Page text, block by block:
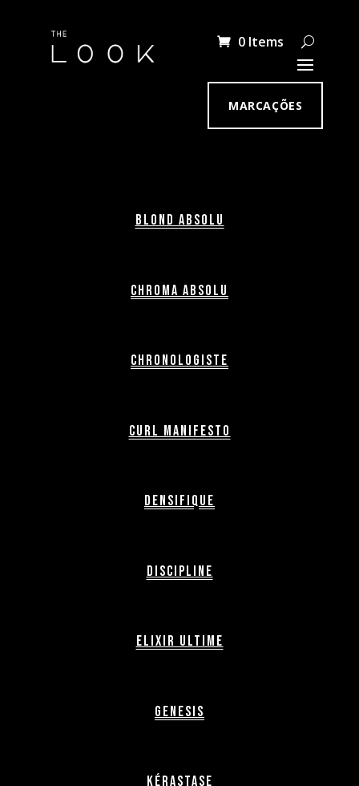
0 Items
MARCAÇÕES
Blond Absolu
Chroma Absolu
Chronologiste
Curl Manifesto
Densifique
Discipline
Elixir Ultime
Genesis
Kérastase